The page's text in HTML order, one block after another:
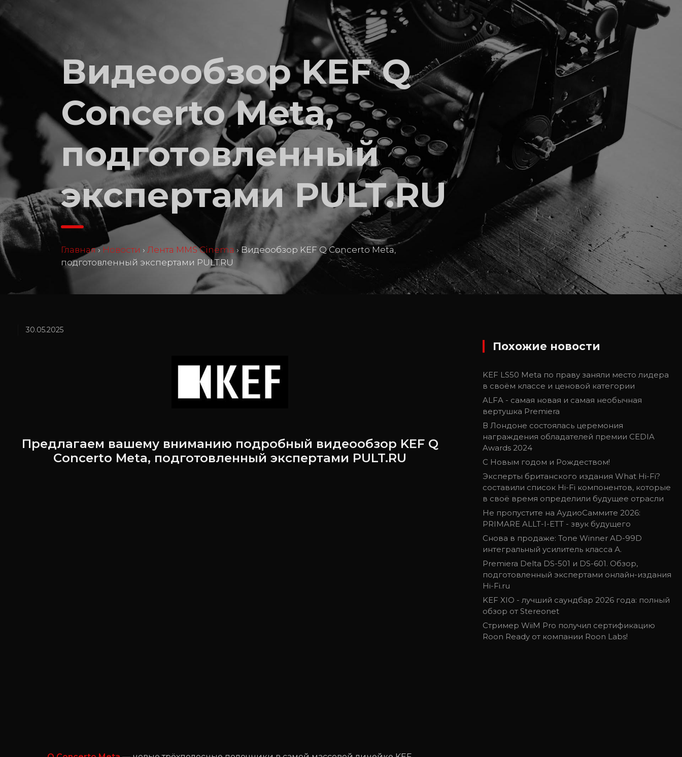
Видеообзор KEF Q
Concerto Meta,
подготовленный
экспертами PULT.RU
Главная › Новости › Лента MMS Cinema › Видеообзор KEF Q Concerto Meta,
подготовленный экспертами PULT.RU
30.05.2025
Предлагаем вашему вниманию подробный видеообзор KEF Q
Concerto Meta, подготовленный экспертами PULT.RU
Похожие новости
KEF LS50 Meta по праву заняли место лидера
в своём классе и ценовой категории
ALFA - самая новая и самая необычная
вертушка Premiera
В Лондоне состоялась церемония
награждения обладателей премии CEDIA
Awards 2024
С Новым годом и Рождеством!
Эксперты британского издания What Hi-Fi?
составили список Hi-Fi компонентов, которые
в своё время определили будущее отрасли
Не пропустите на АудиоСаммите 2026:
PRIMARE ALLT-I-ETT - звук будущего
Снова в продаже: Tone Winner AD-99D
интегральный усилитель класса А.
Premiera Delta DS-501 и DS-601. Обзор,
подготовленный экспертами онлайн-издания
Hi-Fi.ru
KEF XIO - лучший саундбар 2026 года: полный
обзор от Stereonet
Стример WiiM Pro получил сертификацию
Roon Ready от компании Roon Labs!